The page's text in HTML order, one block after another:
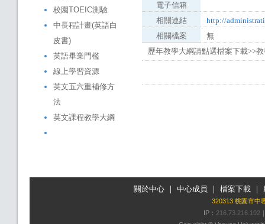
校園TOEIC測驗
中長程計畫(英語白
皮書)
英語畢業門檻
線上學習資源
英文五六重補修方
法
英文課程教學大綱
電子信箱
相關連結
http://
相關檔案
無
歷年教學大綱請點選檔案下載>>
關於中心｜ 中心成員 ｜ 檔案下載｜
320313 桃園市中
IP： 216.73.216.192